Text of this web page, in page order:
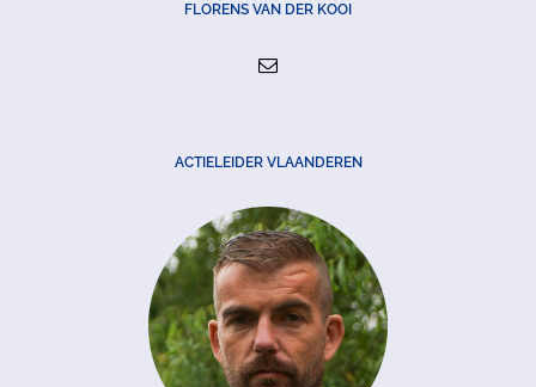
FLORENS VAN DER KOOI
ACTIELEIDER VLAANDEREN